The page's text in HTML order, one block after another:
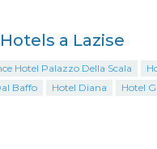
a Lazise
Hotel Palazzo Della Scala
Baffo
Hotel Diana Hotel